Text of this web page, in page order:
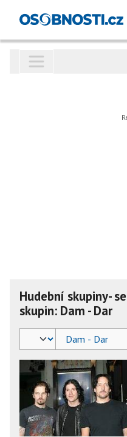
Hudební skupiny-
skupin: Dam - Dar